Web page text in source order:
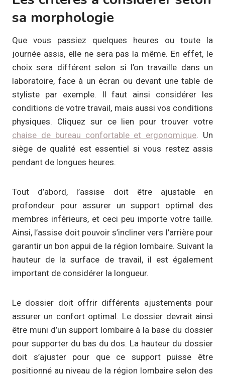
sa morphologie
Que vous passiez quelques heures ou toute la
journée assis, elle ne sera pas la même. En effet, le
choix sera différent selon si l’on travaille dans un
laboratoire, face à un écran ou devant une table de
styliste par exemple. Il faut ainsi considérer les
conditions de votre travail, mais aussi vos conditions
physiques. Cliquez sur ce lien pour trouver votre
chaise de bureau confortable et ergonomique. Un
siège de qualité est essentiel si vous restez assis
pendant de longues heures.
Tout d’abord, l’assise doit être ajustable en
profondeur pour assurer un support optimal des
membres inférieurs, et ceci peu importe votre taille.
Ainsi, l’assise doit pouvoir s’incliner vers l’arrière pour
garantir un bon appui de la région lombaire. Suivant la
hauteur de la surface de travail, il est également
important de considérer la longueur.
Le dossier doit offrir différents ajustements pour
assurer un confort optimal. Le dossier devrait ainsi
être muni d’un support lombaire à la base du dossier
pour supporter du bas du dos. La hauteur du dossier
doit s’ajuster pour que ce support puisse être
positionné au niveau de la région lombaire selon des